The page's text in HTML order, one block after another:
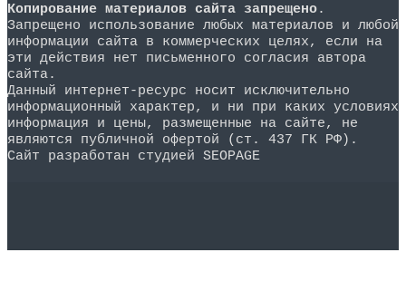
Копирование материалов сайта запрещено.
Запрещено использование любых материалов и любой
информации сайта в коммерческих целях, если на
эти действия нет письменного согласия автора
сайта.
Данный интернет-ресурс носит исключительно
информационный характер, и ни при каких условиях
информация и цены, размещенные на сайте, не
являются публичной офертой (ст. 437 ГК РФ).
Сайт разработан студией SEOPAGE